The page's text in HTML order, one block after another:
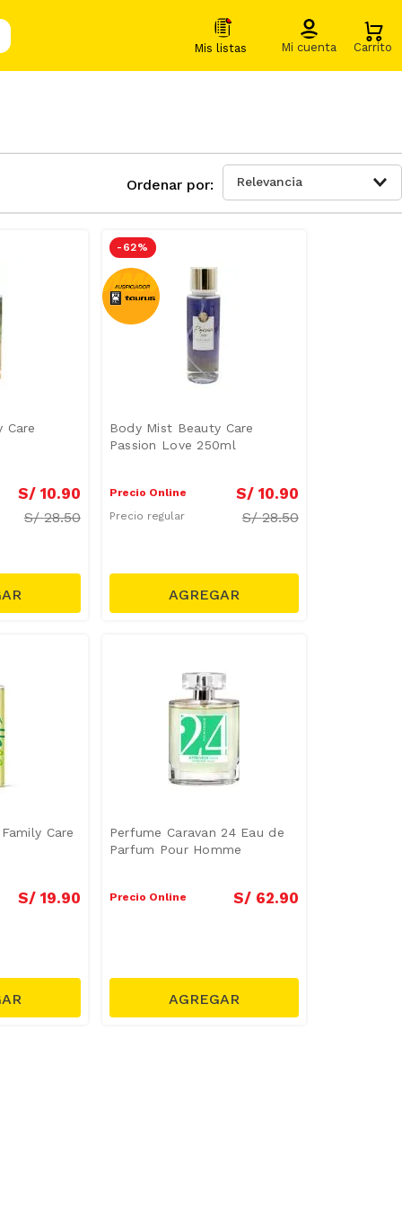
Relevancia
Care
S/ 10.90
S/28.50
- 62 %
Body Mist Beauty Care
Passion Love 250ml
Precio Online S/ 10.90
Precio regular S/28.50
Care
S/ 19.90
Perfume Caravan 24 Eau de
Parfum Pour Homme
Precio Online S/ 62.90